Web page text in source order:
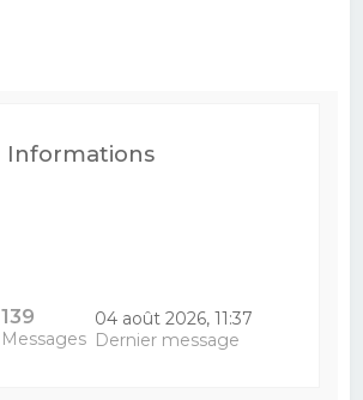
Informations
139
Messages
04 août 2026, 11:37
Dernier message